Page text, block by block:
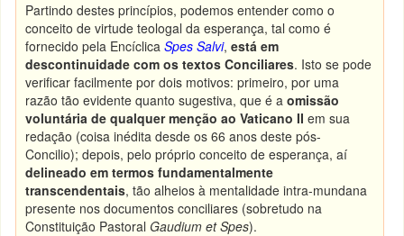
Partindo destes princípios, podemos entender como o
conceito de virtude teologal da esperança, tal como é
fornecido pela EncíclicaSpes Salvi,está em
descontinuidade com os textos Conciliares. Isto se pode
verificar facilmente por dois motivos: primeiro, por uma
razão tão evidente quanto sugestiva, que é aomissão
voluntária de qualquer menção ao Vaticano II em sua
redação (coisa inédita desde os 66 anos deste pós-
Concilio); depois, pelo próprio conceito de esperança, aí
delineado em termos fundamentalmente
transcendentais, tão alheios à mentalidade intra-mundana
presente nos documentos conciliares (sobretudo na
Constituição PastoralGaudium et Spes).